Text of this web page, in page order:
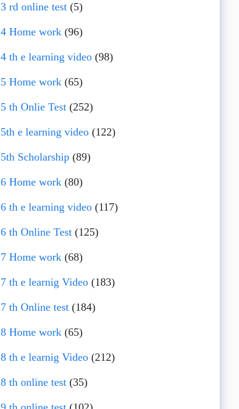
3 rd online test(5)
4 Home work(96)
4 th e learning video(98)
5 Home work(65)
5 th Onlie Test(252)
5th e learning video(122)
5th Scholarship(89)
6 Home work(80)
6 th e learning video(117)
6 th Online Test(125)
7 Home work(68)
7 th e learnig Video(183)
7 th Online test(184)
8 Home work(65)
8 th e learnig Video(212)
8 th online test(35)